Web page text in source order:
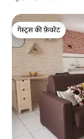
गेस्ट्स की फ़ेवरेट
गेस्ट्स की फ़ेवरेट